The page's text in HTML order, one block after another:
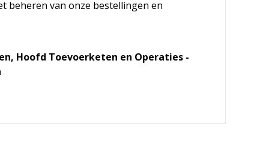
beheren van onze bestellingen en
Hoofd Toevoerketen en Operaties -